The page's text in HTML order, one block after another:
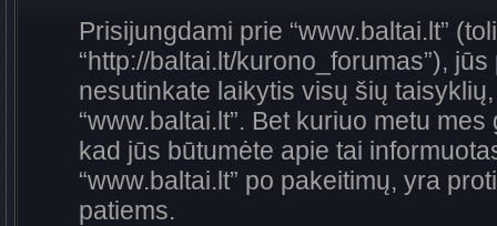
Prisijungdami prie “www.baltai.lt”
“http://baltai.lt/kurono_forumas”),
nesutinkate laikytis visų šių
“www.baltai.lt”. Bet kuriuo metu
kad jūs būtumėte apie tai
“www.baltai.lt” po pakeitimų, yra
patiems.